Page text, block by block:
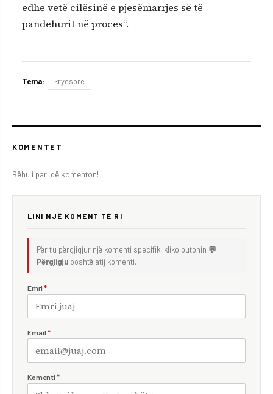
edhe vetë cilësinë e pjesëmarrjes së të
pandehurit në proces“.
Tema: kryesore
KOMENTET
Bëhu i pari që komenton!
LINI NJË KOMENT TË RI
Për t'u përgjigjur një komenti specifik, kliko butonin 💬
Përgjigju poshtë atij komenti.
Emri *
Email *
Komenti *